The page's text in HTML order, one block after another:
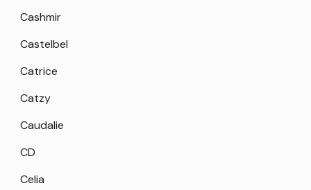
Cashmir
Castelbel
Catrice
Catzy
Caudalie
CD
Celia